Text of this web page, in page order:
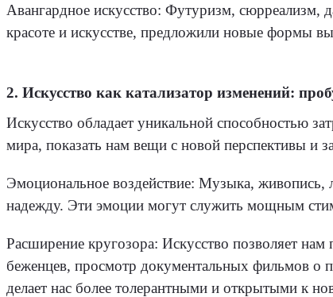
Авангардное искусство: Футуризм, сюрреализм,
красоте и искусстве, предложили новые формы
2. Искусство как катализатор изменений:
Искусство обладает уникальной способностью
мира, показать нам вещи с новой перспективы и
Эмоциональное воздействие: Музыка, живопись,
надежду. Эти эмоции могут служить мощным
Расширение кругозора: Искусство позволяет
беженцев, просмотр документальных фильмов о
делает нас более толерантными и открытыми к